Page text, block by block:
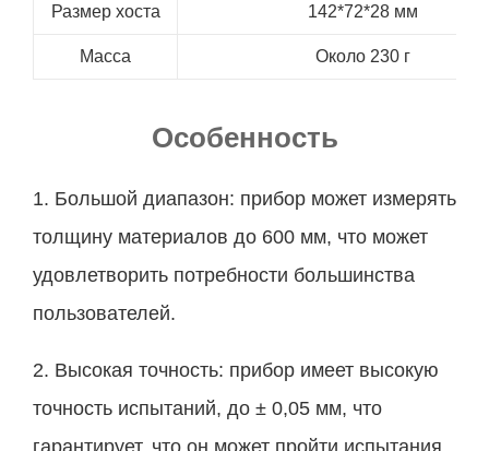
Размер хоста 142*72*28 мм
Масса Около 230 г
Особенность
1. Большой диапазон: прибор может измерять
толщину материалов до 600 мм, что может
удовлетворить потребности большинства
пользователей.
2. Высокая точность: прибор имеет высокую
точность испытаний, до ± 0,05 мм, что